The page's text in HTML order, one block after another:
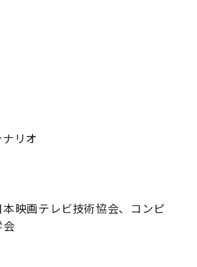
リオ
映画テレビ技術協会、コンピ
会